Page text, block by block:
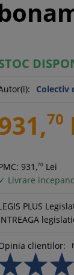
Colectiv
70
931,70 Lei
✓ Livrare
PLUS
clientilor: